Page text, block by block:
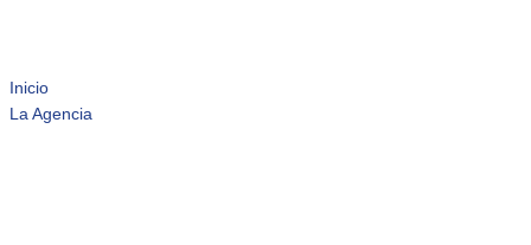
Inicio
La Agencia